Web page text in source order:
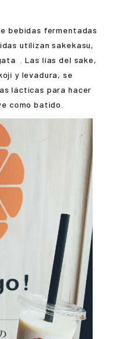
bebidas fermentadas
utilizan sakekasu,
. Las lías del sake,
y levadura, se
lácticas para hacer
como batido.